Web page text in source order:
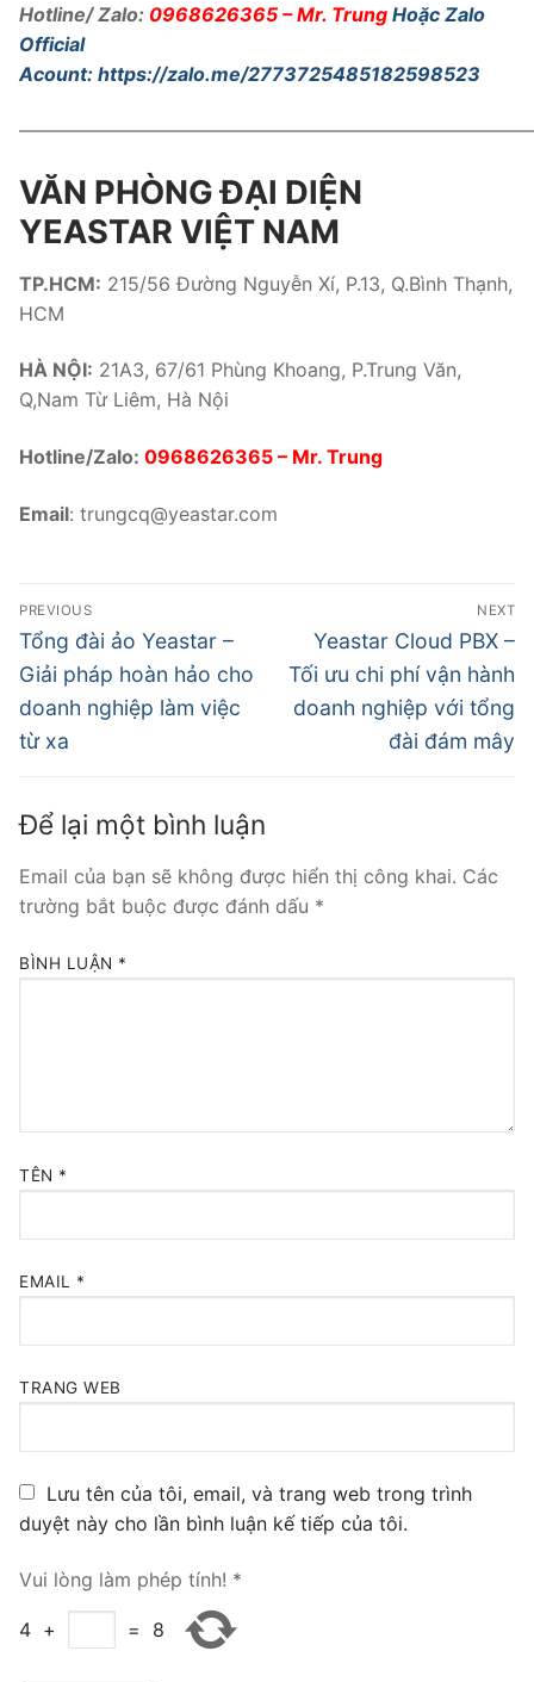
Hotline/ Zalo: 0968626365 – Mr. Trung Hoặc Zalo
Official
Acount: https://zalo.me/2773725485182598523
VĂN PHÒNG ĐẠI DIỆN
YEASTAR VIỆT NAM
TP.HCM: 215/56 Đường Nguyễn Xí, P.13, Q.Bình Thạnh,
HCM
HÀ NỘI: 21A3, 67/61 Phùng Khoang, P.Trung Văn,
Q,Nam Từ Liêm, Hà Nội
Hotline/Zalo: 0968626365 – Mr. Trung
Email: trungcq@yeastar.com
PREVIOUS
Tổng đài ảo Yeastar –
Giải pháp hoàn hảo cho
doanh nghiệp làm việc
từ xa
NEXT
Yeastar Cloud PBX –
Tối ưu chi phí vận hành
doanh nghiệp với tổng
đài đám mây
Để lại một bình luận
Email của bạn sẽ không được hiển thị công khai. Các
trường bắt buộc được đánh dấu *
BÌNH LUẬN *
TÊN *
EMAIL *
TRANG WEB
Lưu tên của tôi, email, và trang web trong trình
duyệt này cho lần bình luận kế tiếp của tôi.
Vui lòng làm phép tính! *
4 + = 8